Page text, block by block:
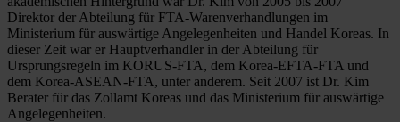
Direktor der Abteilung für FTA-Warenverhandlungen im
Ministerium für auswärtige Angelegenheiten und Handel Koreas. In
dieser Zeit war er Hauptverhandler in der Abteilung für
Ursprungsregeln im KORUS-FTA, dem Korea-EFTA-FTA und
dem Korea-ASEAN-FTA, unter anderem. Seit 2007 ist Dr. Kim
Berater für das Zollamt Koreas und das Ministerium für auswärtige
Angelegenheiten.